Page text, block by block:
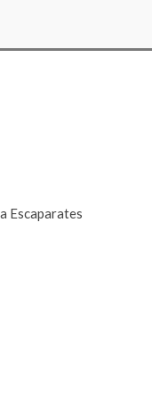
Escaparates